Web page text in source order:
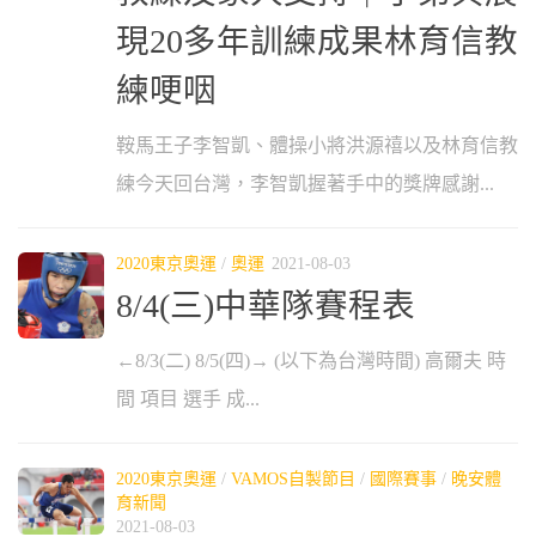
現20多年訓練成果林育信教
練哽咽
鞍馬王子李智凱、體操小將洪源禧以及林育信教
練今天回台灣，李智凱握著手中的獎牌感謝...
2020東京奧運 / 奧運 2021-08-03
8/4(三)中華隊賽程表
←8/3(二) 8/5(四)→ (以下為台灣時間) 高爾夫 時
間 項目 選手 成...
2020東京奧運 / VAMOS自製節目 / 國際賽事 / 晚安體
育新聞
2021-08-03